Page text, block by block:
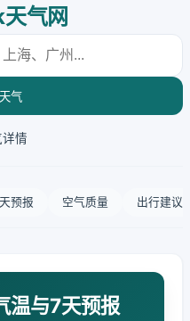
气网
气
情
预报 空气质量 出行建议
温与7天预报